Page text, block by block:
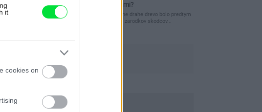
it
cookies on
pred hnitím a škodcami?
clovek by cakal ze vysusene drahe drevo bolo predtym
naparovane aby sa zbavilo zarodkov skodcov...